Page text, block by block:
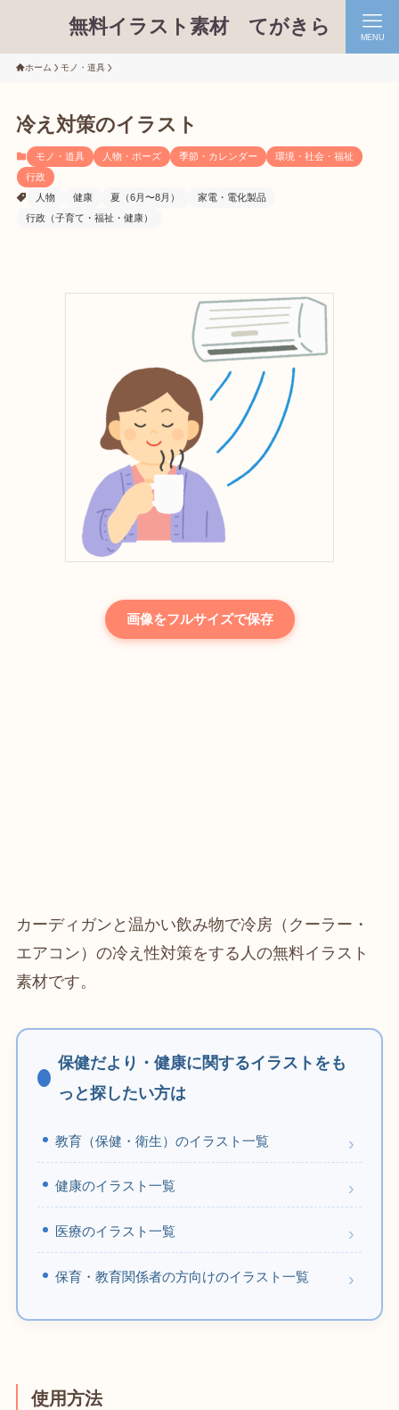
無料イラスト素材 てがきら MENU
ホーム モノ・道具
冷え対策のイラスト
モノ・道具 人物・ポーズ 季節・カレンダー
環境・社会・福祉
行政
人物
健康 夏（6月〜8月）
家電・電化製品
行政（子育て・福祉・健康）
画像をフルサイズで保存
カーディガンと温かい飲み物で冷房（クーラー・
エアコン）の冷え性対策をする人の無料イラスト
素材です。
保健だより・健康に関するイラストをも
っと探したい方は
教育（保健・衛生）のイラスト一覧
健康のイラスト一覧
医療のイラスト一覧
保育・教育関係者の方向けのイラスト一覧
使用方法